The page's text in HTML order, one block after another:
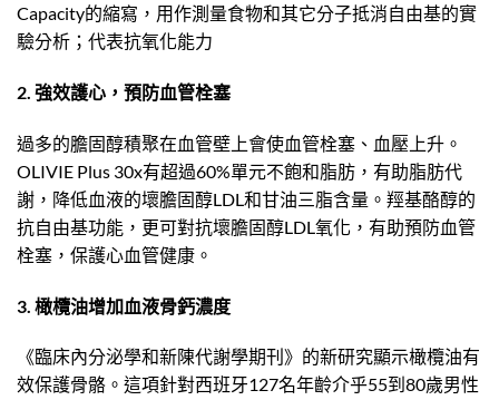
Capacity的縮寫，用作測量食物和其它分子抵消自由基的實
驗分析；代表抗氧化能力
2. 強效護心，預防血管栓塞
過多的膽固醇積聚在血管壁上會使血管栓塞、血壓上升。
OLIVIE Plus 30x有超過60%單元不飽和脂肪，有助脂肪代
謝，降低血液的壞膽固醇LDL和甘油三脂含量。羥基酪醇的
抗自由基功能，更可對抗壞膽固醇LDL氧化，有助預防血管
栓塞，保護心血管健康。
3. 橄欖油增加血液骨鈣濃度
《臨床內分泌學和新陳代謝學期刊》的新研究顯示橄欖油有
效保護骨骼。這項針對西班牙127名年齡介乎55到80歲男性